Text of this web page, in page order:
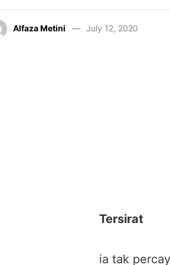
Alfaza Metini July 12, 2020
Tersirat
ia tak